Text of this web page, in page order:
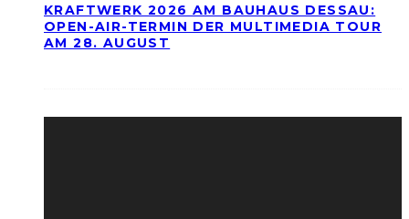
KRAFTWERK 2026 AM BAUHAUS DESSAU:
OPEN-AIR-TERMIN DER MULTIMEDIA TOUR
AM 28. AUGUST